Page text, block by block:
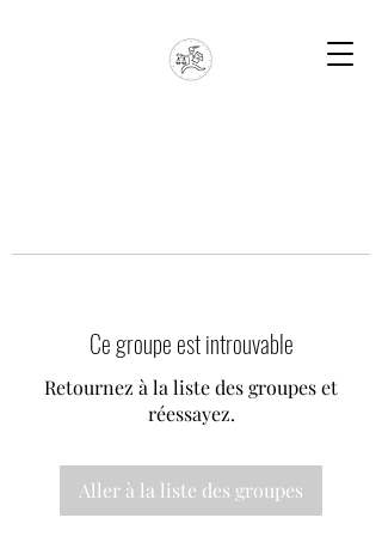
Ce groupe est introuvable
Retournez à la liste des groupes et
réessayez.
Aller à la liste des groupes